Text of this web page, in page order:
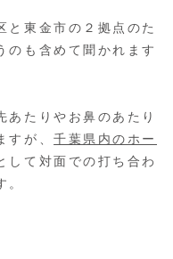
と東金市の２拠点のた
のも含めて聞かれます
あたりやお鼻のあたり
すが、千葉県内のホー
して対面での打ち合わ
。